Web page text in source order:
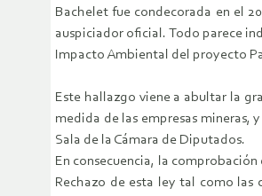
Bachelet fue condecorada en el
auspiciador oficial. Todo parece
Impacto Ambiental del proyecto
Este hallazgo viene a abultar la
medida de las empresas mineras,
Sala de la Cámara de Diputados.
En consecuencia, la
Rechazo de esta ley tal como las